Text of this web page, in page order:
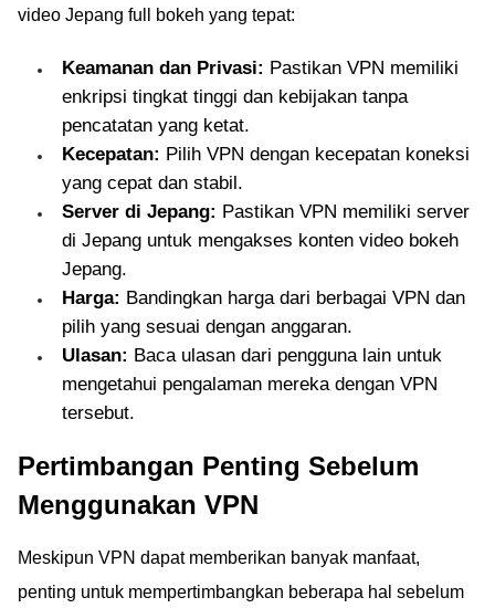
video Jepang full bokeh yang tepat:
Keamanan dan Privasi: Pastikan VPN memiliki
enkripsi tingkat tinggi dan kebijakan tanpa
pencatatan yang ketat.
Kecepatan: Pilih VPN dengan kecepatan koneksi
yang cepat dan stabil.
Server di Jepang: Pastikan VPN memiliki server
di Jepang untuk mengakses konten video bokeh
Jepang.
Harga: Bandingkan harga dari berbagai VPN dan
pilih yang sesuai dengan anggaran.
Ulasan: Baca ulasan dari pengguna lain untuk
mengetahui pengalaman mereka dengan VPN
tersebut.
Pertimbangan Penting Sebelum
Menggunakan VPN
Meskipun VPN dapat memberikan banyak manfaat,
penting untuk mempertimbangkan beberapa hal sebelum